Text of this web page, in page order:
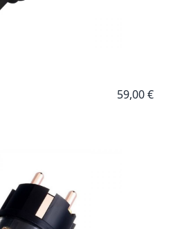
59,00 €